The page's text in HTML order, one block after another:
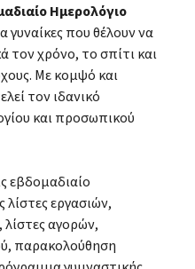
Ημερολόγιο
γυναίκες που θέλουν να
τον χρόνο, το σπίτι και
Με κομψό και
τον ιδανικό
και προσωπικού
εβδομαδιαίο
εργασιών,
αγορών,
παρακολούθηση